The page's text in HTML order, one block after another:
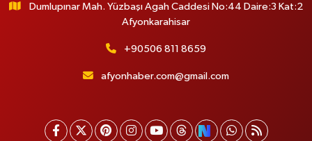
Dumlupınar Mah. Yüzbaşı Agah Caddesi No:44 Daire:3 Kat:2
Afyonkarahisar
+90506 811 8659
afyonhaber.com@gmail.com